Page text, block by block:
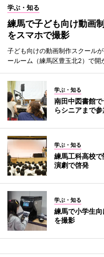
学ぶ・知る
練馬で子ども向け動画
をスマホで撮影
子ども向けの動画制作スクール
ールーム（練馬区豊玉北2）で開
学ぶ・知る
南田中図書館
らシニアまで参
学ぶ・知る
練馬工科高校
演劇で啓発
学ぶ・知る
練馬で小学生
を撮影